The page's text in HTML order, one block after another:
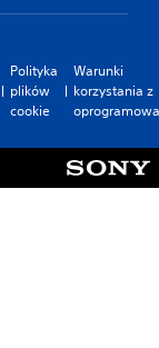
Polityka
plików
cookie
Warunki
korzystania z